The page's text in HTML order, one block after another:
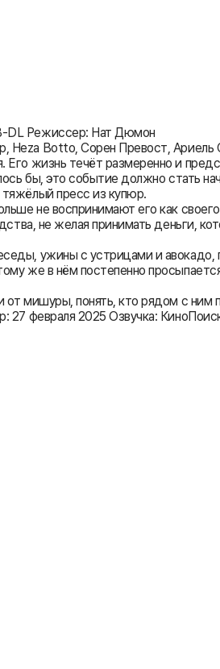
DL Режиссер: Нат Дюмон
Heza Botto, Сорен Превост,
жизнь течёт размеренно и
бы, это событие должно стать
пресс из купюр.
не воспринимают его как
не желая принимать деньги,
ужины с устрицами и авокадо,
же в нём постепенно
мишуры, понять, кто рядом с
февраля 2025 Озвучка: